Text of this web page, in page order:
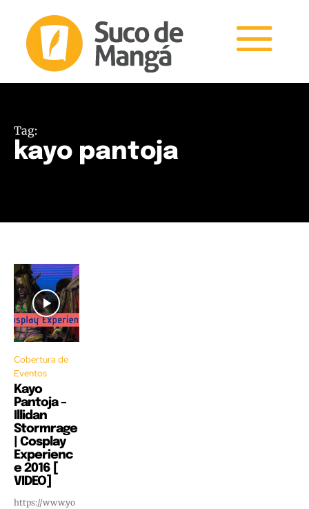
Tag:
kayo pantoja
Cobertura de
Eventos
Kayo
Pantoja –
Illidan
Stormrage
| Cosplay
Experienc
e 2016 [
VIDEO]
https://www.yo